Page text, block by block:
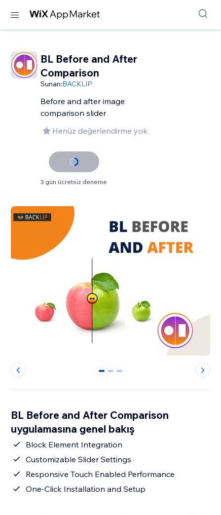
BL Before and After
Comparison
Sunan:BACKLIP
Before and after image
comparison slider
Henüz değerlendirme yok
3 gün ücretsiz deneme
0 1 2
BL Before and After Comparison
uygulamasına genel bakış
Block Element Integration
Customizable Slider Settings
Responsive Touch Enabled Performance
One‑Click Installation and Setup